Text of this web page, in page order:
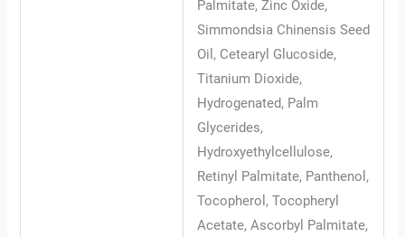
Palmitate, Zinc Oxide,
Simmondsia Chinensis Seed
Oil, Cetearyl Glucoside,
Titanium Dioxide,
Hydrogenated, Palm
Glycerides,
Hydroxyethylcellulose,
Retinyl Palmitate, Panthenol,
Tocopherol, Tocopheryl
Acetate, Ascorbyl Palmitate,